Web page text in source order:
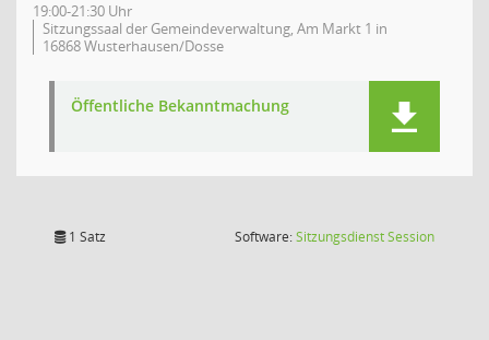
19:00-21:30 Uhr
Sitzungssaal der Gemeindeverwaltung, Am Markt 1 in
16868 Wusterhausen/Dosse
Öffentliche Bekanntmachung
1 Satz Software:SitzungsdienstSession(Wird in